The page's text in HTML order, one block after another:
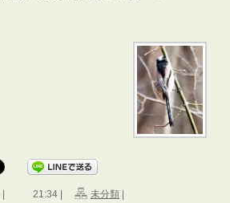
21:34 | 未分類